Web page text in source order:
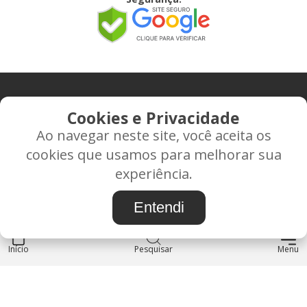
Início Pesquisar Menu
CONTATO
Rua Alice Frateano Figueiredo, 11-44 - Vila Triagem -
BAURU/SP - CEP: 17.030-038
CNPJ: 37.022.538/0001-07
INSTITUCIONAL
Cookies e Privacidade
Ao navegar neste site, você aceita os
cookies que usamos para melhorar sua
experiência.
Entendi